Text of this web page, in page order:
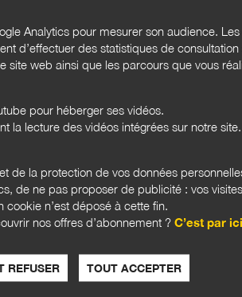
Bloc
Analytics pour mesurer son audience.
d’effectuer des statistiques de
web ainsi que les parcours que vous
pour héberger ses vidéos.
la lecture des vidéos intégrées sur notre site.
de la protection de vos données
de ne pas proposer de publicité : vos
n’est déposé à cette fin.
nos offres d’abonnement ? C’est par
REFUSER TOUT ACCEPTER